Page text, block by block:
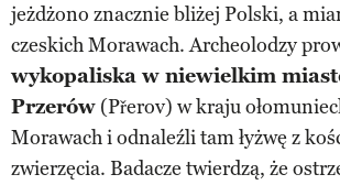
jeżdżono znacznie bliżej Polski, a
czeskich Morawach. Archeolodzy
wykopaliska w niewielkim
Przerów (Přerov) w kraju
Morawach i odnaleźli tam łyżwę z
zwierzęcia. Badacze twierdzą, że